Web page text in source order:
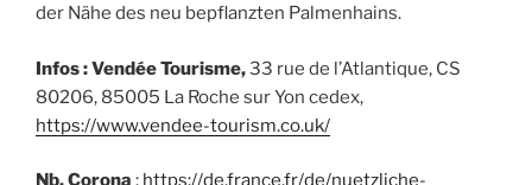
der Nähe des neu bepflanzten Palmenhains.
Infos : Vendée Tourisme,33 rue de l’Atlantique, CS
80206, 85005 La Roche sur Yon cedex,
https://www.vendee-tourism.co.uk/
Nb. Corona : https://de.france.fr/de/nuetzliche-